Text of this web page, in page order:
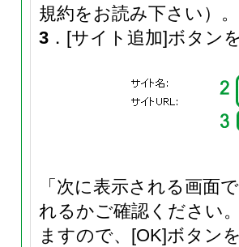
規約をお読み下さい）。
3 ．[サイト追加]ボタン
「次に表示される画面
れるかご確認ください
ますので、[OK]ボタン